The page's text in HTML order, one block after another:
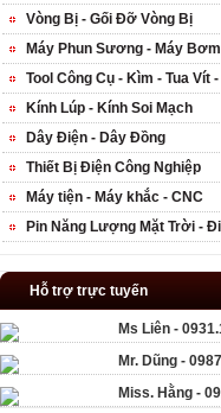
Vòng Bị - Gối Đỡ Vòng Bị
Máy Phun Sương - Máy
Tool Công Cụ - Kìm - Tua Vít
Kính Lúp - Kính Soi Mạch
Dây Điện - Dây Đồng
Thiết Bị Điện Công Nghiệp
Máy tiện - Máy khắc - CNC
Pin Năng Lượng Mặt Trời -
Hỗ trợ trực tuyến
Ms Liên -
Mr. Dũng -
Miss. Hằng -